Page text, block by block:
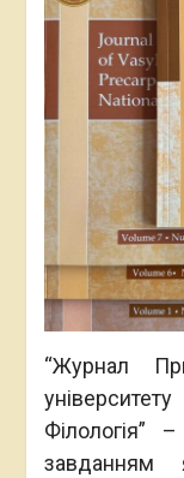
“Журнал
Філологія”
завданням